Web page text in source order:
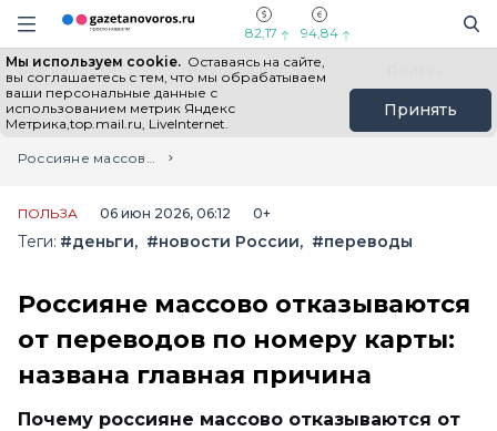
Информационный портал "ГазетаНоворос.ру"
Навигация сайта
82,17 94,84
Мы используем cookie. Оставаясь на сайте,
вы соглашаетесь с тем, что мы обрабатываем
ваши персональные данные с
использованием метрик Яндекс
Метрика,top.mail.ru, LiveInternet.
Принять
Все новости Новости России
Главная
Лента новостей
Россияне массово отказываются от переводов по номеру карты: названа главная причина
ПОЛЬЗА 06 июн 2026, 06:12 0+
Теги: #деньги #новости России #переводы
Россияне массово отказываются
от переводов по номеру карты:
названа главная причина
Почему россияне массово отказываются от